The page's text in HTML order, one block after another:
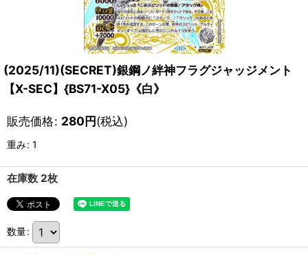
(2025/11)(SECRET)銀鋼ノ絆神フラグジャッジメント
【X-SEC】{BS71-X05}《白》
販売価格: 280円(税込)
重み: 1
在庫数 2枚
数量: